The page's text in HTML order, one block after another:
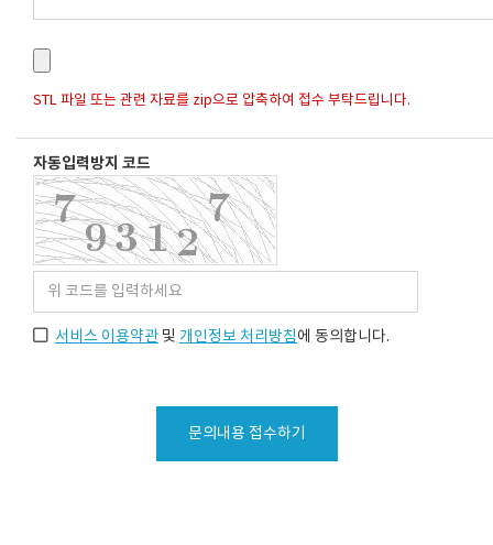
STL 파일 또는 관련 자료를 zip으로 압축하여 접수 부탁드립니다.
자동입력방지 코드
서비스 이용약관 및 개인정보 처리방침 에 동의합니다.
문의내용 접수하기